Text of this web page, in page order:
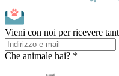
Vieni con noi per ricevere
Che animale hai? *